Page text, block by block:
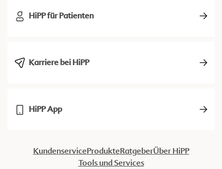
HiPP für Patienten
Karriere bei HiPP
HiPP App
KundenserviceProdukteRatgeberÜber HiPP
Tools und Services